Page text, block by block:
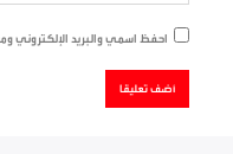
احفظ اسمي والبريد الإلكتروني